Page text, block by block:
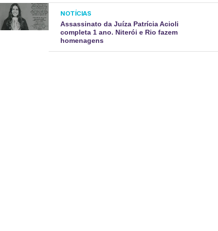
NOTÍCIAS
Assassinato da Juíza Patrícia Acioli
completa 1 ano. Niterói e Rio fazem
homenagens